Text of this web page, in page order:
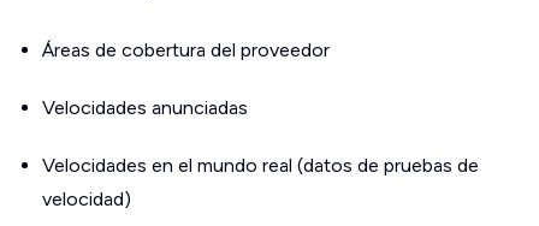
Áreas de cobertura del proveedor
Velocidades anunciadas
Velocidades en el mundo real (datos de pruebas de
velocidad)